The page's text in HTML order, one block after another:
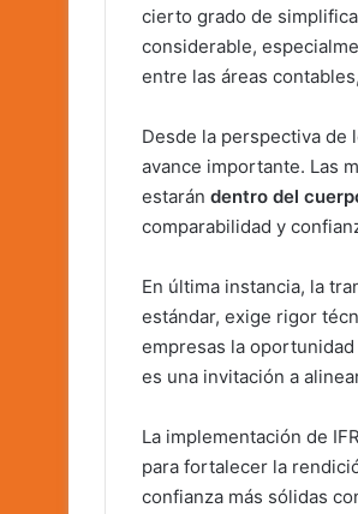
cierto grado de
considerable,
entre las áreas
Desde la perspectiva de
avance importante. Las
estarán dentro del
comparabilidad y
En última instancia, la
estándar, exige rigor
empresas la
es una invitación a
La implementación de
para fortalecer la
confianza más sólidas